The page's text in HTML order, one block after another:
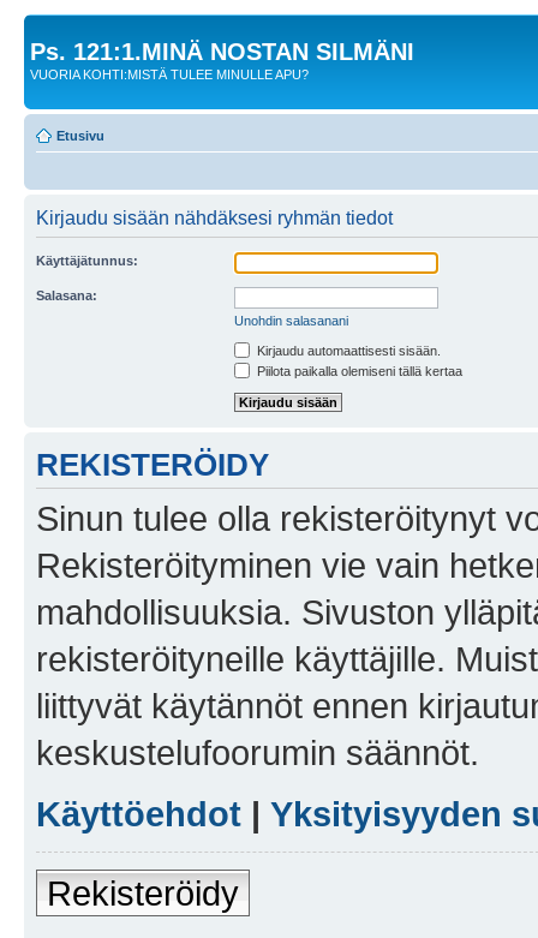
Ps. 121:1.MINÄ NOSTAN SILMÄNI
VUORIA KOHTI:MISTÄ TULEE MINULLE APU?
Etusivu
Kirjaudu sisään nähdäksesi ryhmän tiedot
Käyttäjätunnus:
Salasana:
Unohdin salasanani
Kirjaudu automaattisesti sisään.
Piilota paikalla olemiseni tällä kertaa
REKISTERÖIDY
Sinun tulee olla rekisteröitynyt
Rekisteröityminen vie vain
mahdollisuuksia. Sivuston
rekisteröityneille käyttäjille.
liittyvät käytännöt ennen
keskustelufoorumin säännöt.
Käyttöehdot | Yksityisyyden
Rekisteröidy